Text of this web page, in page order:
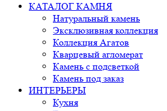
КАТАЛОГ КАМНЯ
Натуральный камень
Эксклюзивная коллекция
Коллекция Агатов
Кварцевый агломерат
Камень с подсветкой
Камень под заказ
ИНТЕРЬЕРЫ
Кухня